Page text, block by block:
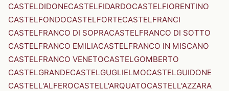
CASTELDIDONECASTELFIDARDOCASTELFIORENTINO
CASTELFONDOCASTELFORTECASTELFRANCI
CASTELFRANCO DI SOPRACASTELFRANCO DI SOTTO
CASTELFRANCO EMILIACASTELFRANCO IN MISCANO
CASTELFRANCO VENETOCASTELGOMBERTO
CASTELGRANDECASTELGUGLIELMOCASTELGUIDONE
CASTELL'ALFEROCASTELL'ARQUATOCASTELL'AZZARA